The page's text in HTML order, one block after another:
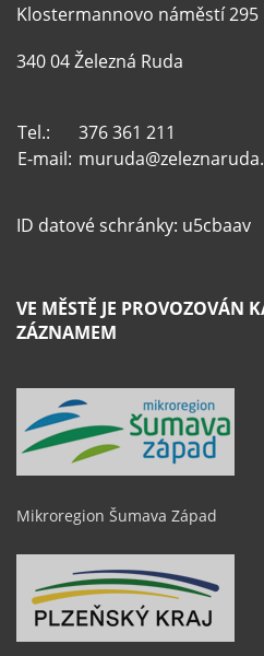
Klostermannovo náměstí 295
340 04 Železná Ruda
Tel.:
376 361 211
E-mail:
ID datové schránky: u5cbaav
VE MĚSTĚ JE PROVOZOVÁN
ZÁZNAMEM
Mikroregion Šumava Západ